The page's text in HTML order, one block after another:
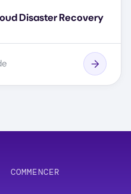
Disaster Recovery
COMMENCER